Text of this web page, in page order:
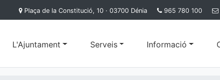
Plaça de la Constitució, 10 · 03700 Dénia 965 780 100
L'Ajuntament Serveis Informació